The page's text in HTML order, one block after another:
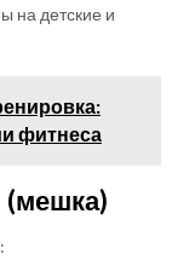
на детские и
фитнеса
(мешка)